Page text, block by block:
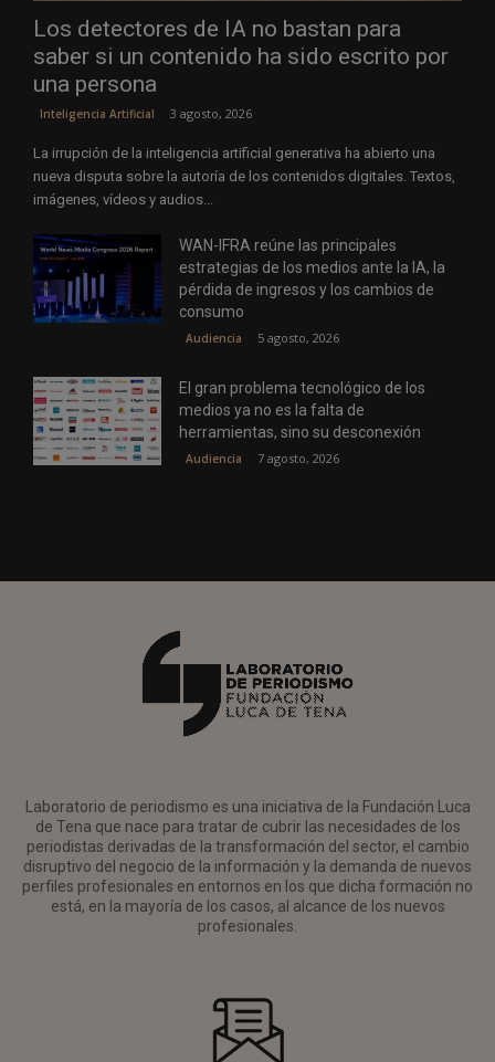
Los detectores de IA no bastan para
saber si un contenido ha sido escrito por
una persona
Inteligencia Artificial 3 agosto, 2026
La irrupción de la inteligencia artificial generativa ha abierto una
nueva disputa sobre la autoría de los contenidos digitales. Textos,
imágenes, vídeos y audios...
WAN-IFRA reúne las principales
estrategias de los medios ante la IA, la
pérdida de ingresos y los cambios de
consumo
Audiencia 5 agosto, 2026
El gran problema tecnológico de los
medios ya no es la falta de
herramientas, sino su desconexión
Audiencia 7 agosto, 2026
Laboratorio de periodismo es una iniciativa de la Fundación Luca
de Tena que nace para tratar de cubrir las necesidades de los
periodistas derivadas de la transformación del sector, el cambio
disruptivo del negocio de la información y la demanda de nuevos
perfiles profesionales en entornos en los que dicha formación no
está, en la mayoría de los casos, al alcance de los nuevos
profesionales.